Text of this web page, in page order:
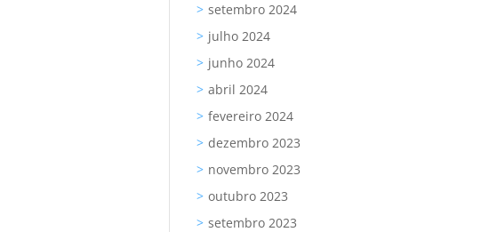
setembro 2024
julho 2024
junho 2024
abril 2024
fevereiro 2024
dezembro 2023
novembro 2023
outubro 2023
setembro 2023